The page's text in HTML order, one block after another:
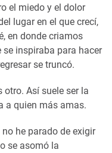
el miedo y el dolor
lugar en el que crecí,
en donde criamos
inspiraba para hacer
se truncó.
otro. Así suele ser la
a quien más amas.
he parado de exigir
se asomó la